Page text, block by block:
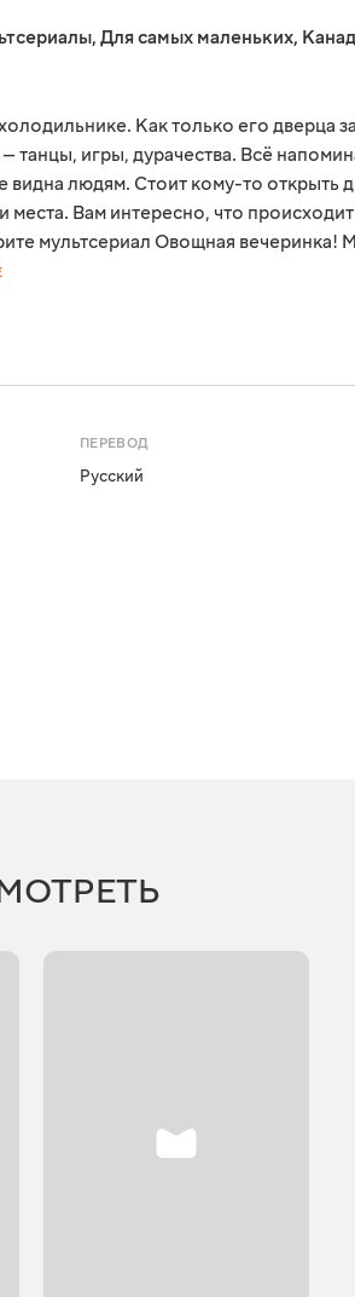
, Для самых маленьких,
Как только его дверца
танцы, игры, дурачества. Всё
видна людям. Стоит кому-то открыть
места. Вам интересно, что
мультсериал Овощная вечеринка!
ПЕРЕВОД
Русский